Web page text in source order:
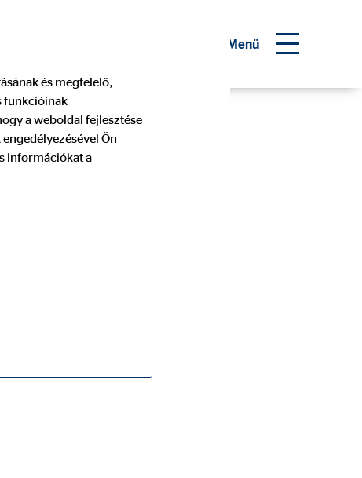
Menü
és megfelelő,
funkcióinak
a weboldal fejlesztése
Ön
információkat a